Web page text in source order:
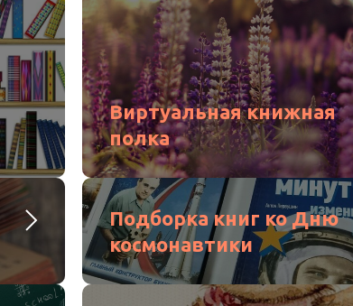
Виртуальная книжная
полка
Подборка книг ко Дню
космонавтики